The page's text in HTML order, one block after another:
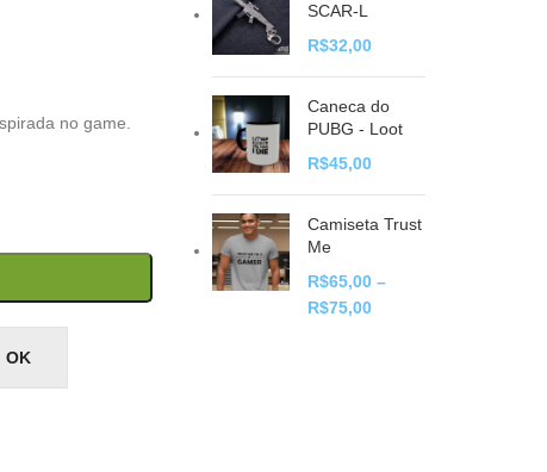
no game.
OK
SCAR-L
R$32,00
Caneca do
PUBG - Loot
R$45,00
Camiseta Trust
Me
R$65,00 –
R$75,00